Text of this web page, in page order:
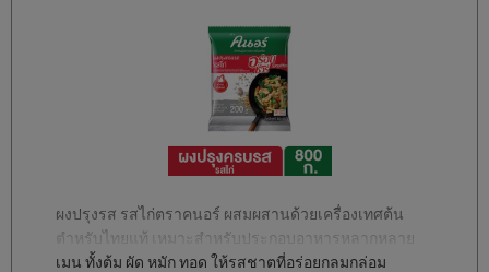
ผงปรุงรส รสไก่ตราคนอร์ ผสมผสานด้วยเครื่องเทศต้น
ตำหรับไทยแท้ เหมาะสำหรับประกอบอาหารหลากหลาย
เมนู ทั้งต้ม ผัด หมัก ทอด ให้รสชาตที่อร่อยกลมกล่อม